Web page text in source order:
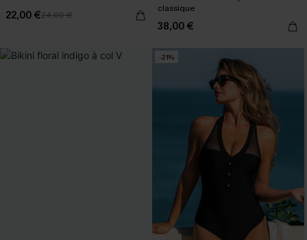
22,00 €24,00 €
classique
38,00 €
-21%